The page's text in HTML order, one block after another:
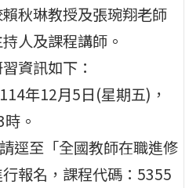
秋琳教授及張琬翔老師
人及課程講師。
資訊如下：
年12月5日(星期五)，
。
逕至「全國教師在職進修
報名，課程代碼：5355